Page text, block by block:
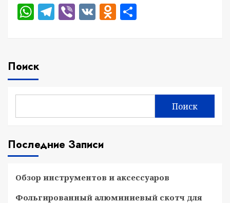
WhatsApp
Telegram
Viber
VKOdnoklassniki
Поиск
Поиск
Последние Записи
Обзор инструментов и аксессуаров
Фольгированный алюминиевый скотч для